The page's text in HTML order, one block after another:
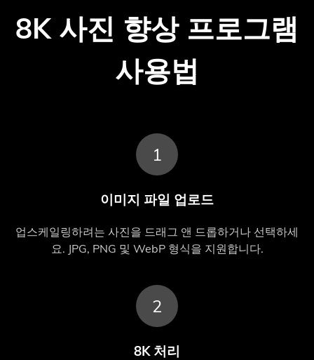
8K 사진 향상 프로그램
사용법
1
이미지 파일 업로드
업스케일링하려는 사진을 드래그 앤 드롭하거나 선택하세
요. JPG, PNG 및 WebP 형식을 지원합니다.
2
8K 처리